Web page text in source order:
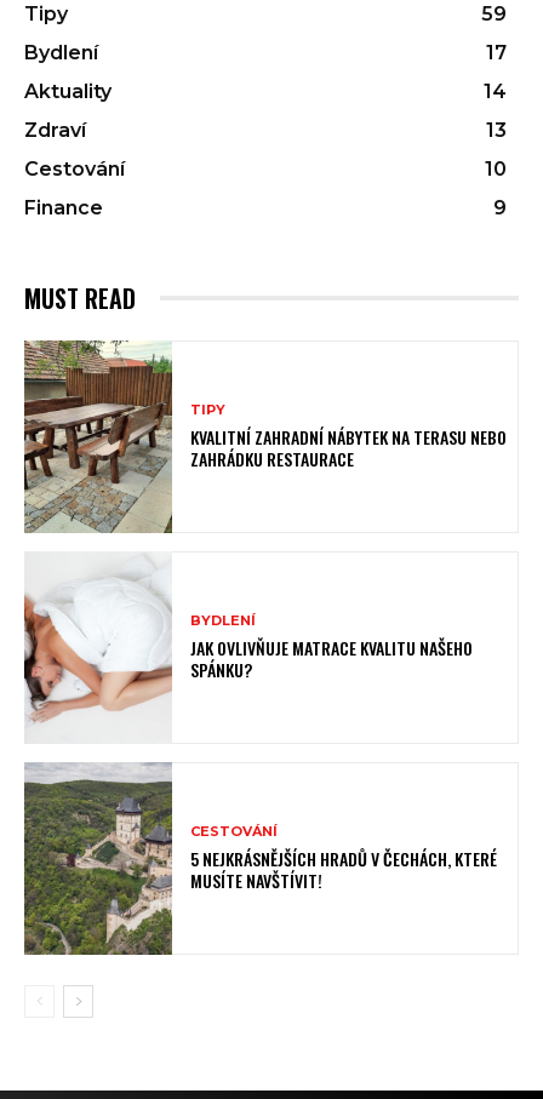
Tipy
59
Bydlení
17
Aktuality
14
Zdraví
13
Cestování
10
Finance
9
MUST READ
TIPY
KVALITNÍ ZAHRADNÍ NÁBYTEK NA TERASU NEBO
ZAHRÁDKU RESTAURACE
BYDLENÍ
JAK OVLIVŇUJE MATRACE KVALITU NAŠEHO
SPÁNKU?
CESTOVÁNÍ
5 NEJKRÁSNĚJŠÍCH HRADŮ V ČECHÁCH, KTERÉ
MUSÍTE NAVŠTÍVIT!